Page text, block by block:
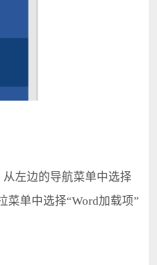
左边的导航菜单中选择
菜单中选择“Word加载项”